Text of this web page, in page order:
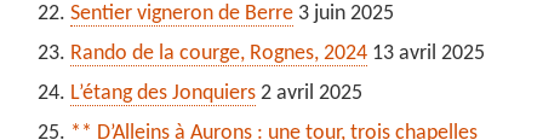
Sentier vigneron de Berre 3 juin 2025
Rando de la courge, Rognes, 2024 13 avril 2025
L’étang des Jonquiers 2 avril 2025
** D’Alleins à Aurons : une tour, trois chapelles